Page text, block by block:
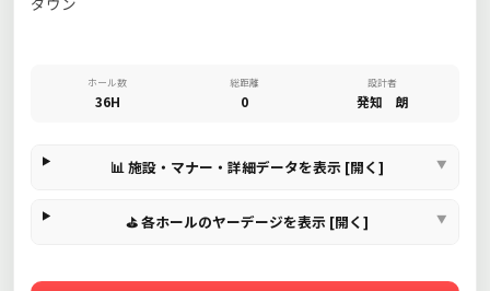
ホール数
36H
総距離
0
設計者
発知 朗
📊 施設・マナー・詳細データを表示 [開く]
⛳ 各ホールのヤーデージを表示 [開く]